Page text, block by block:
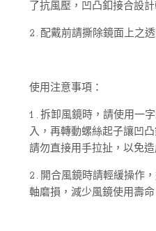
了抗風壓，凹凸釦接合設
2.配戴前請撕除鏡面上之透
使用注意事項：
1.拆卸風鏡時，請使用一
入，再轉動螺絲起子讓凹
請勿直接用手拉扯，以免
2.開合風鏡時請輕緩操作
軸磨損，減少風鏡使用壽命